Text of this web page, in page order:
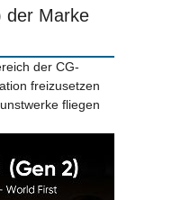
der Marke
der CG-
freizusetzen
fliegen